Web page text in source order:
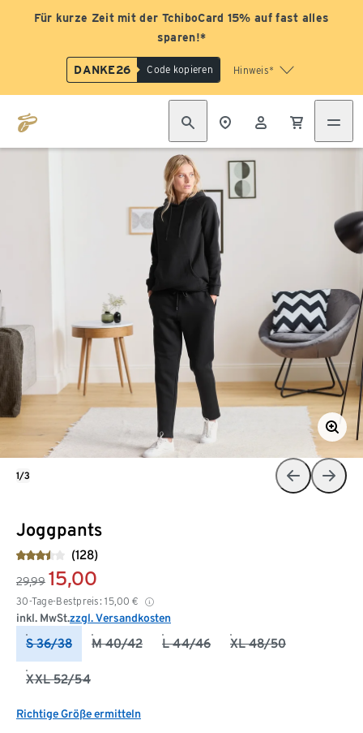
Für kurze Zeit mit der TchiboCard 15% auf fast alles
sparen!*
DANKE26 Code kopieren Hinweis*
Joggpants
(128)
29,99 15,00
30-Tage-Bestpreis: 15,00 €
inkl. MwSt.zzgl. Versandkosten
S 36/38 M 40/42 L 44/46 XL 48/50
XXL 52/54
Richtige Größe ermitteln
1/3